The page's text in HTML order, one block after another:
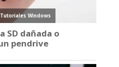
Tutoriales Windows
SD dañada o
pendrive